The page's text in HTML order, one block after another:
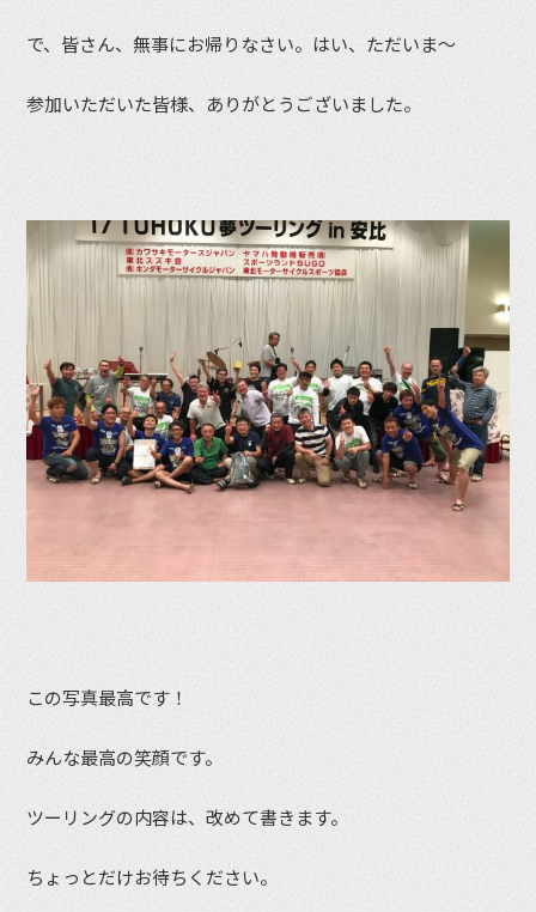
で、皆さん、無事にお帰りなさい。はい、ただいま〜
参加いただいた皆様、ありがとうございました。
この写真最高です！
みんな最高の笑顔です。
ツーリングの内容は、改めて書きます。
ちょっとだけお待ちください。